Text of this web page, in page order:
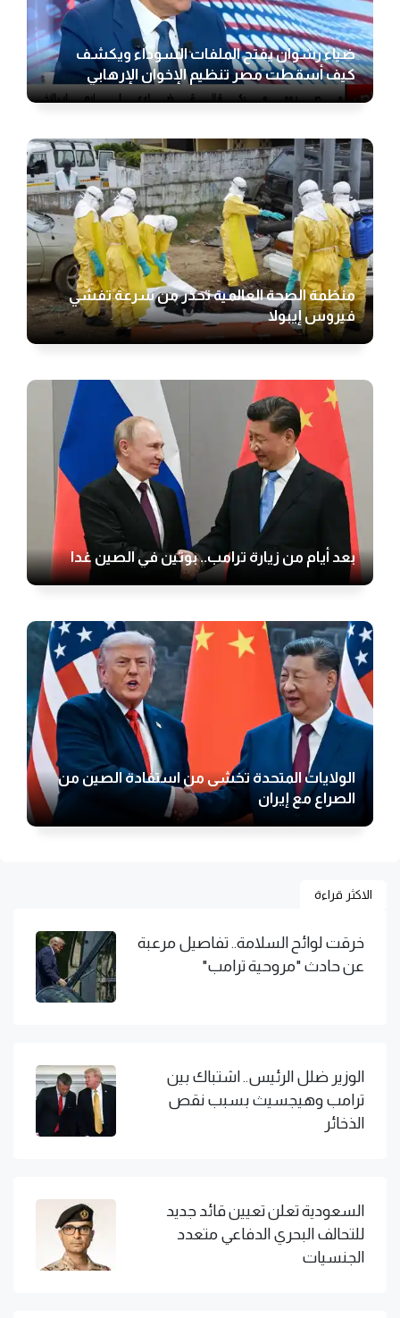
ضياء رشوان يفتح الملفات السوداء ويكشف
كيف أسقطت مصر تنظيم الإخوان الإرهابي
منظمة الصحة العالمية تحذر من سرعة تفشي
فيروس إيبولا
بعد أيام من زيارة ترامب.. بوتين في الصين غدا
الولايات المتحدة تخشى من استفادة الصين من
الصراع مع إيران
الاكثر قراءة
خرقت لوائح السلامة.. تفاصيل مرعبة
عن حادث "مروحية ترامب"
الوزير ضلل الرئيس.. اشتباك بين
ترامب وهيجسيث بسبب نقص
الذخائر
السعودية تعلن تعيين قائد جديد
للتحالف البحري الدفاعي متعدد
الجنسيات